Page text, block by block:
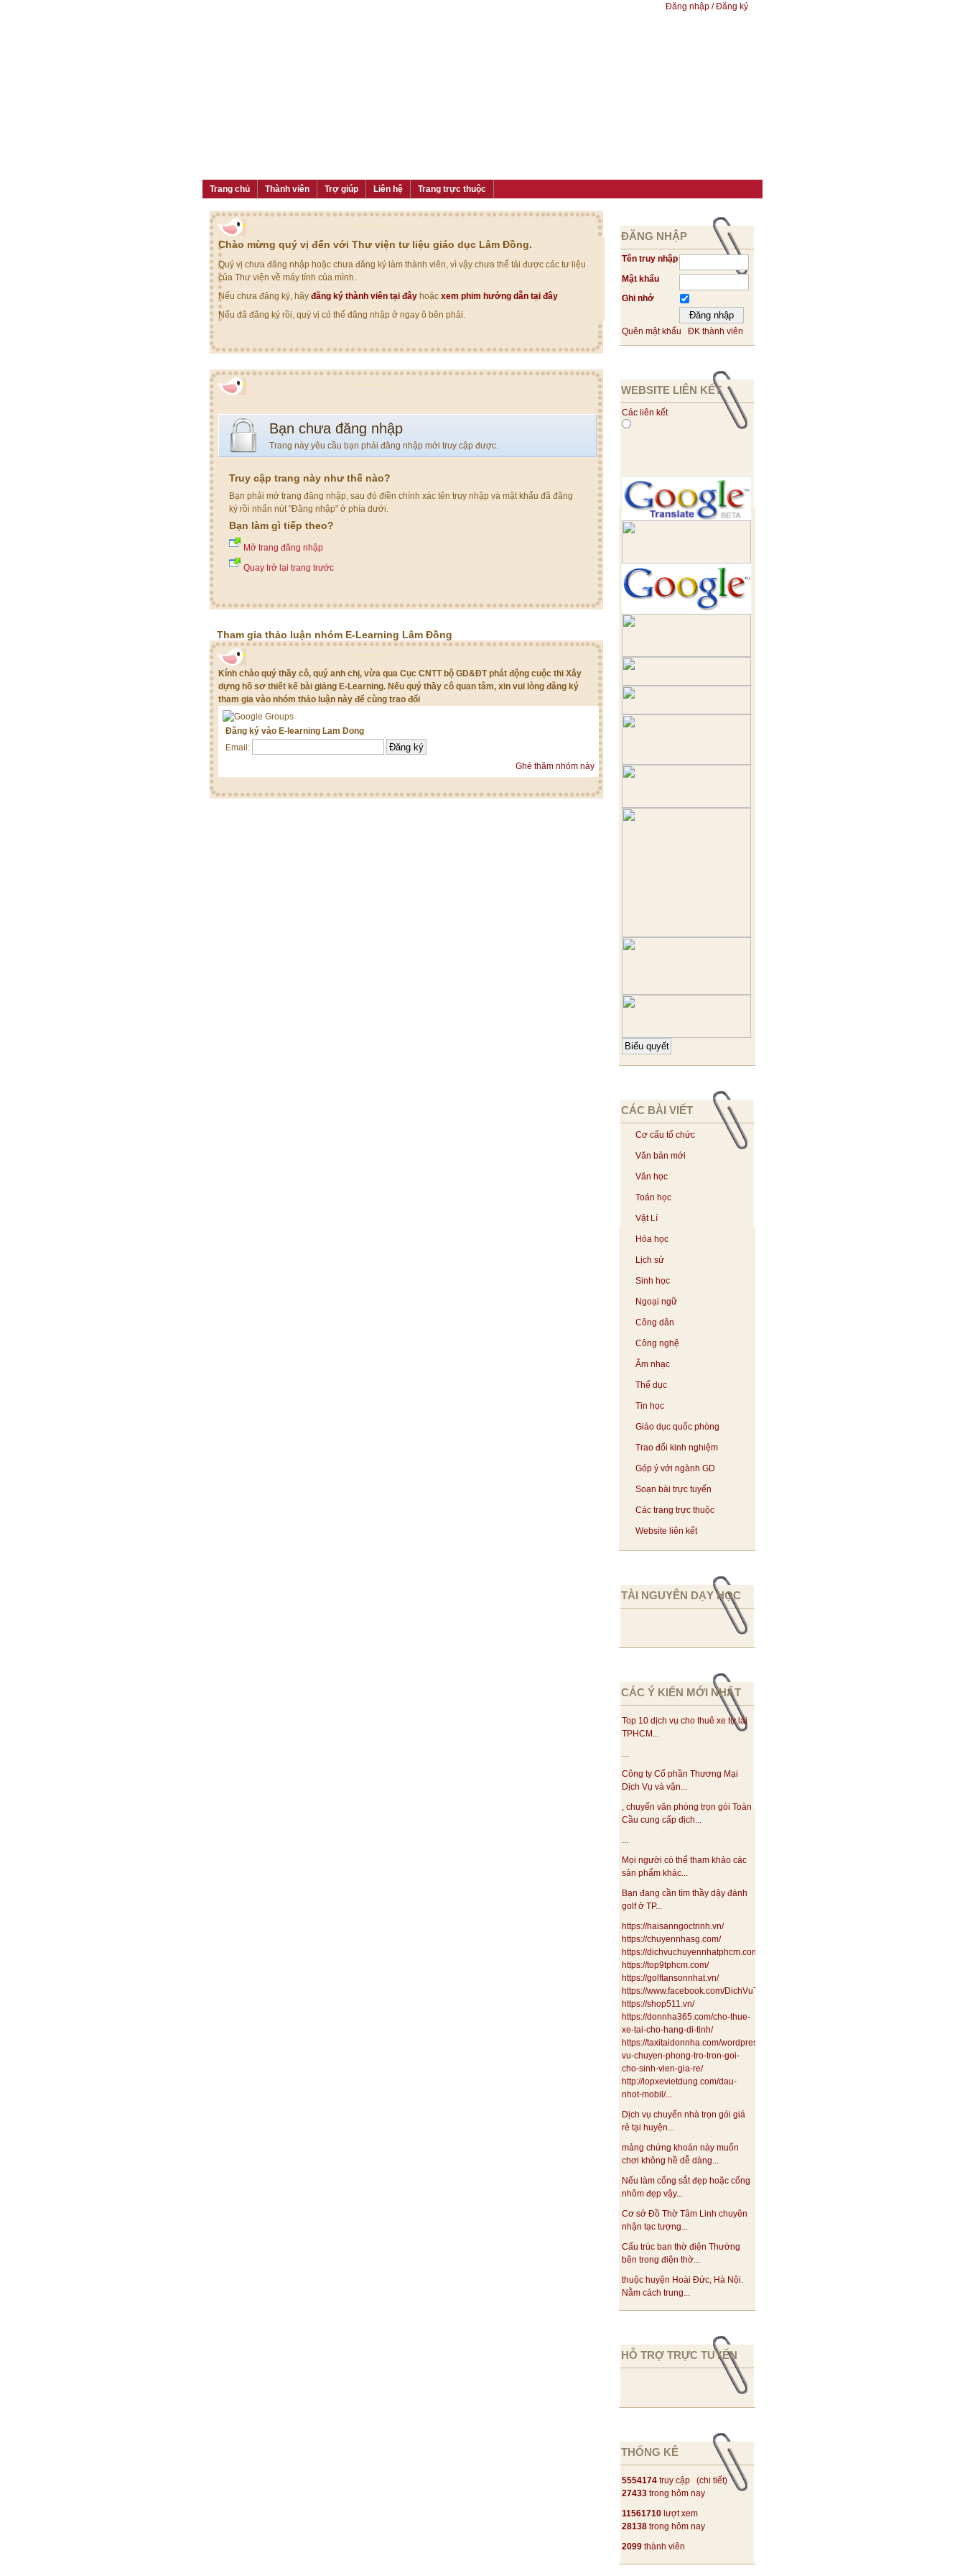
Đăng nhập / Đăng ký
Trang chủ Thành viên Trợ giúp Liên hệ Trang trực thuộc
ĐĂNG NHẬP
Tên truy nhập
Mật khẩu
Ghi nhớ
Quên mật khẩu ĐK thành viên
WEBSITE LIÊN KẾT
Các liên kết
CÁC BÀI VIẾT
Cơ cấu tổ chức
Văn bản mới
Văn học
Toán học
Vật Lí
Hóa học
Lịch sử
Sinh học
Ngoại ngữ
Công dân
Công nghệ
Âm nhạc
Thể dục
Tin học
Giáo dục quốc phòng
Trao đổi kinh nghiệm
Góp ý với ngành GD
Soạn bài trực tuyến
Các trang trực thuộc
Website liên kết
TÀI NGUYÊN DẠY HỌC
CÁC Ý KIẾN MỚI NHẤT
Top 10 dịch vụ cho thuê xe tự lái
TPHCM...
Công ty Cổ phần Thương Mại
Dịch Vụ và vận...
, chuyển văn phòng trọn gói Toàn
Cầu cung cấp dịch...
Mọi người có thể tham khảo các
sản phẩm khác...
Bạn đang cần tìm thầy dậy đánh
golf ở TP...
https://haisanngoctrinh.vn/
https://chuyennhasg.com/
https://dichvuchuyennhatphcm.com/
https://top9tphcm.com/
https://golftansonnhat.vn/
https://www.facebook.com/DichVuTaxiTai24HSaiGon
https://shop511.vn/
https://donnha365.com/cho-thue-
xe-tai-cho-hang-di-tinh/
https://taxitaidonnha.com/wordpress/dich-
vu-chuyen-phong-tro-tron-goi-
cho-sinh-vien-gia-re/
http://lopxevietdung.com/dau-
nhot-mobil/...
Dịch vụ chuyển nhà trọn gói giá
rẻ tại huyện...
mảng chứng khoán này muốn
chơi không hề dễ dàng...
Nếu làm cổng sắt đẹp hoặc cổng
nhôm đẹp vậy...
Cơ sở Đồ Thờ Tâm Linh chuyên
nhận tạc tượng...
Cấu trúc ban thờ điện Thường
bên trong điện thờ...
thuộc huyện Hoài Đức, Hà Nội.
Nằm cách trung...
HỖ TRỢ TRỰC TUYẾN
THỐNG KÊ
5554174 truy cập (chi tiết)
27433 trong hôm nay
11561710 lượt xem
28138 trong hôm nay
2099 thành viên
Chào mừng quý vị đến với Thư viện tư liệu giáo dục Lâm Đồng.
Quý vị chưa đăng nhập hoặc chưa đăng ký làm thành viên, vì vậy chưa thể tải được các tư liệu
của Thư viện về máy tính của mình.
Nếu chưa đăng ký, hãy đăng ký thành viên tại đây hoặc xem phim hướng dẫn tại đây
Nếu đã đăng ký rồi, quý vị có thể đăng nhập ở ngay ô bên phải.
Bạn chưa đăng nhập
Trang này yêu cầu bạn phải đăng nhập mới truy cập được.
Truy cập trang này như thế nào?
Bạn phải mở trang đăng nhập, sau đó điền chính xác tên truy nhập và mật khẩu đã đăng
ký rồi nhấn nút "Đăng nhập" ở phía dưới.
Bạn làm gì tiếp theo?
Mở trang đăng nhập
Quay trở lại trang trước
Tham gia thảo luận nhóm E-Learning Lâm Đồng
Kính chào quý thầy cô, quý anh chị, vừa qua Cục CNTT bộ GD&ĐT phát động cuộc thi Xây
dựng hồ sơ thiết kế bài giảng E-Learning. Nếu quý thầy cô quan tâm, xin vui lòng đăng ký
tham gia vào nhóm thảo luận này để cùng trao đổi
Đăng ký vào E-learning Lam Dong
Email:
Ghé thăm nhóm này